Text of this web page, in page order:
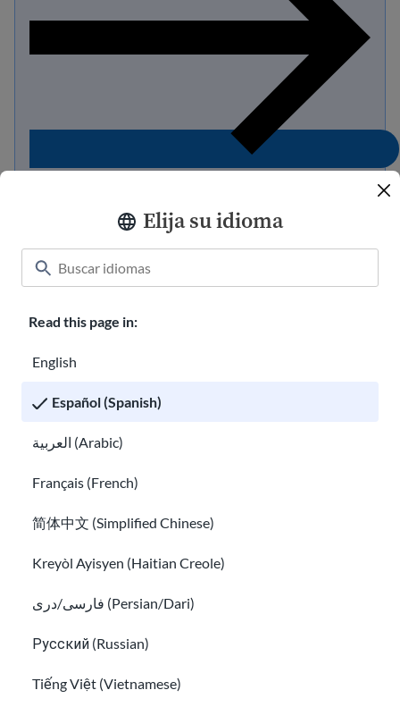
Elija su idioma
Read this page in:
English
Español (Spanish)
العربية (Arabic)
Français (French)
简体中文 (Simplified Chinese)
Kreyòl Ayisyen (Haitian Creole)
فارسی/دری (Persian/Dari)
Русский (Russian)
Tiếng Việt (Vietnamese)
Prohibición de viaje
El gobierno de Trump anunció una nueva prohibición
de viaje que bloquea o limita la entrada a los EE.UU.
1. Prohibición total de viajes para 20
2. Restricciones parciales para 20 países
Estados Unidos también está restringiendo
temporalmente la entrada de personas que
estuvieron en Sudán del Sur, la República
Democrática del Congo o Uganda en los últimos 21
estadounidenses, los titulares de la Green Card, los